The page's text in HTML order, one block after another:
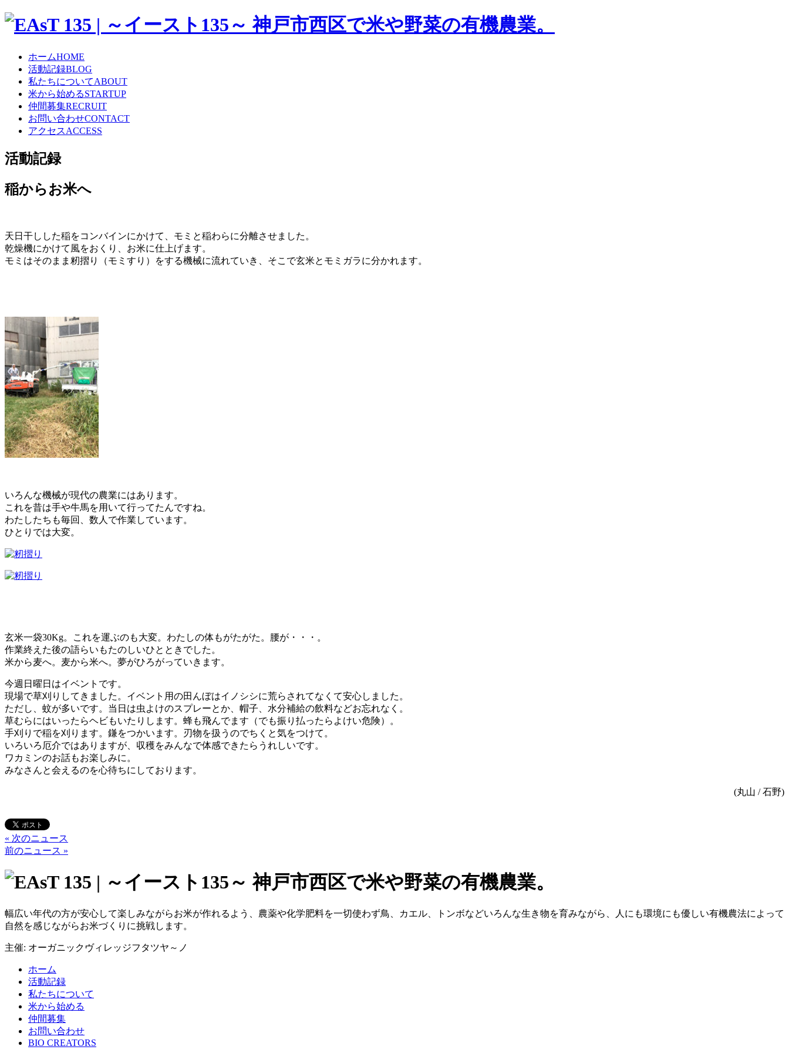
ホームHOME
活動記録BLOG
私たちについてABOUT
米から始めるSTARTUP
仲間募集RECRUIT
お問い合わせCONTACT
アクセスACCESS
活動記録
稲からお米へ
天日干しした稲をコンバインにかけて、モミと稲わらに分離させました。
乾燥機にかけて風をおくり、お米に仕上げます。
モミはそのまま籾摺り（モミすり）をする機械に流れていき、そこで玄米とモミガラに分かれます。
いろんな機械が現代の農業にはあります。
これを昔は手や牛馬を用いて行ってたんですね。
わたしたちも毎回、数人で作業しています。
ひとりでは大変。
玄米一袋30Kg。これを運ぶのも大変。わたしの体もがたがた。腰が・・・。
作業終えた後の語らいもたのしいひとときでした。
米から麦へ。麦から米へ。夢がひろがっていきます。
今週日曜日はイベントです。
現場で草刈りしてきました。イベント用の田んぼはイノシシに荒らされてなくて安心しました。
ただし、蚊が多いです。当日は虫よけのスプレーとか、帽子、水分補給の飲料などお忘れなく。
草むらにはいったらヘビもいたりします。蜂も飛んでます（でも振り払ったらよけい危険）。
手刈りで稲を刈ります。鎌をつかいます。刃物を扱うのでちくと気をつけて。
いろいろ厄介ではありますが、収穫をみんなで体感できたらうれしいです。
ワカミンのお話もお楽しみに。
みなさんと会えるのを心待ちにしております。
(丸山 / 石野)
« 次のニュース
前のニュース »
幅広い年代の方が安心して楽しみながらお米が作れるよう、農薬や化学肥料を一切使わず鳥、カエル、トンボなどいろんな生き物を育みながら、人にも環境にも優しい有機農法によって
自然を感じながらお米づくりに挑戦します。
主催: オーガニックヴィレッジフタツヤ～ノ
ホーム
活動記録
私たちについて
米から始める
仲間募集
お問い合わせ
BIO CREATORS